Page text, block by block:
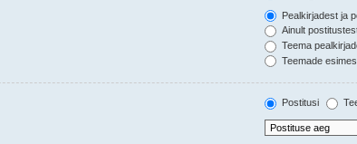
Pealkirjadest ja
Ainult
Teema
Teemade
Postitusi